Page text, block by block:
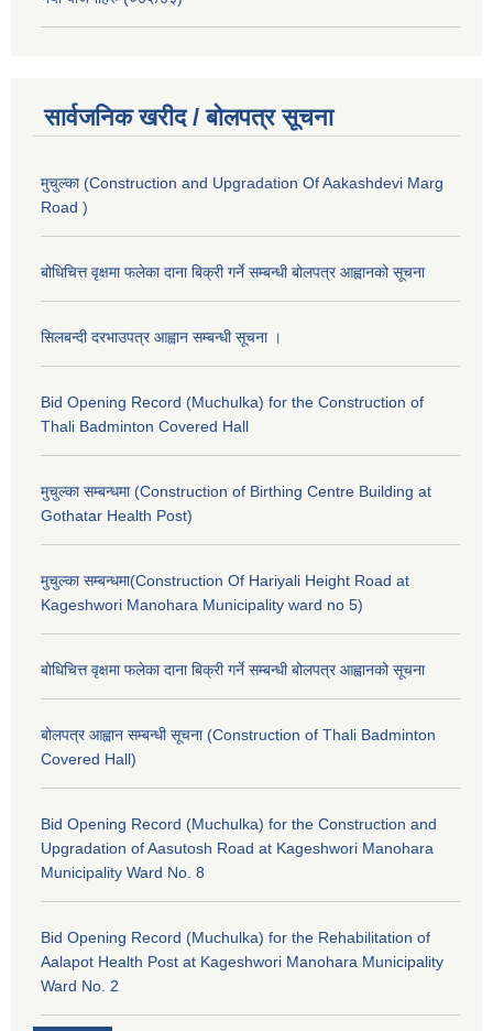
सार्वजनिक खरीद / बोलपत्र सूचना
मुचुल्का (Construction and Upgradation Of Aakashdevi Marg
Road )
बोधिचित्त वृक्षमा फलेका दाना बिक्री गर्ने सम्बन्धी बोलपत्र आह्वानको सूचना
सिलबन्दी दरभाउपत्र आह्वान सम्बन्धी सूचना ।
Bid Opening Record (Muchulka) for the Construction of
Thali Badminton Covered Hall
मुचुल्का सम्बन्धमा (Construction of Birthing Centre Building at
Gothatar Health Post)
मुचुल्का सम्बन्धमा(Construction Of Hariyali Height Road at
Kageshwori Manohara Municipality ward no 5)
बोधिचित्त वृक्षमा फलेका दाना बिक्री गर्ने सम्बन्धी बोलपत्र आह्वानको सूचना
बोलपत्र आह्वान सम्बन्धी सूचना (Construction of Thali Badminton
Covered Hall)
Bid Opening Record (Muchulka) for the Construction and
Upgradation of Aasutosh Road at Kageshwori Manohara
Municipality Ward No. 8
Bid Opening Record (Muchulka) for the Rehabilitation of
Aalapot Health Post at Kageshwori Manohara Municipality
Ward No. 2